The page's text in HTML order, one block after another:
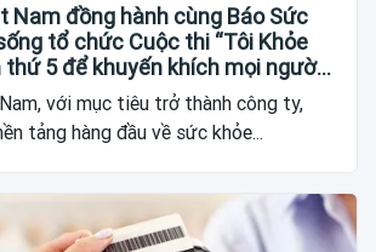
Nam đồng hành cùng Báo Sức
tổ chức Cuộc thi “Tôi Khỏe
thứ 5 để khuyến khích mọi người
bản tốt hơn của chính mình
với mục tiêu trở thành công ty,
tảng hàng đầu về sức khỏe...